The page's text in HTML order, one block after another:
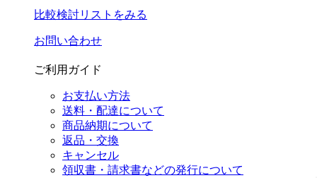
比較検討リストをみる
お問い合わせ
ご利用ガイド
お支払い方法
送料・配達について
商品納期について
返品・交換
キャンセル
領収書・請求書などの発行について